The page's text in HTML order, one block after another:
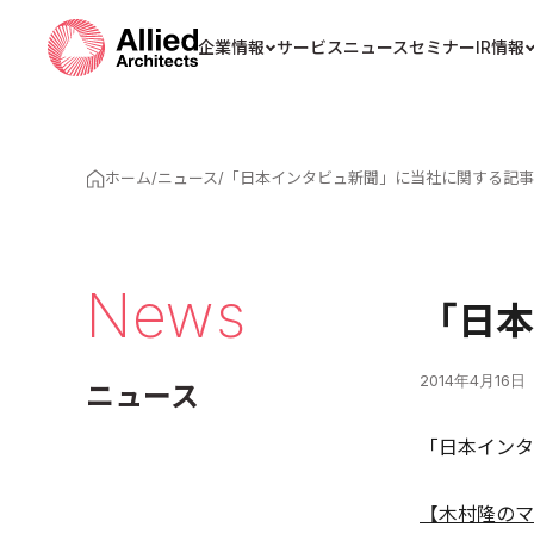
企業情報 サービスニュースセミナーIR情報
ホーム/ニュース/ 「日本インタビュ新聞」に当社に関する記
News
ニュース
「日
2014年4月16日
「日本イン
【木村隆の